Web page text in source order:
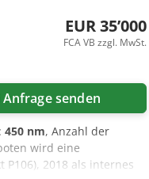
EUR 35’000
FCA VB zzgl. MwSt.
Anfrage senden
450 nm, Anzahl der
wird eine
P106), 2018 als internes